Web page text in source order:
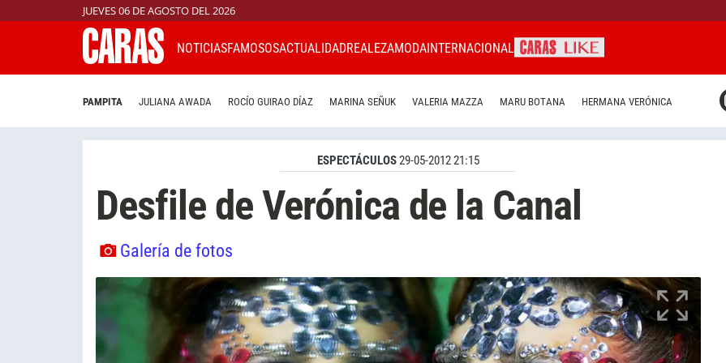
JUEVES 06 DE AGOSTO DEL 2026
NOTICIASFAMOSOSACTUALIDADREALEZAMODAINTERNACIONAL
PAMPITA JULIANA AWADA ROCÍO GUIRAO DÍAZ MARINA SEÑUK VALERIA MAZZA MARU BOTANA HERMANA VERÓNICA
ESPECTÁCULOS29-05-2012 21:15
Desfile de Verónica de la Canal
Galería de fotos